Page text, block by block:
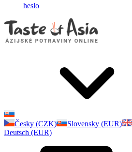
heslo
Česky (CZK)
Slovensky (EUR)
Deutsch (EUR)